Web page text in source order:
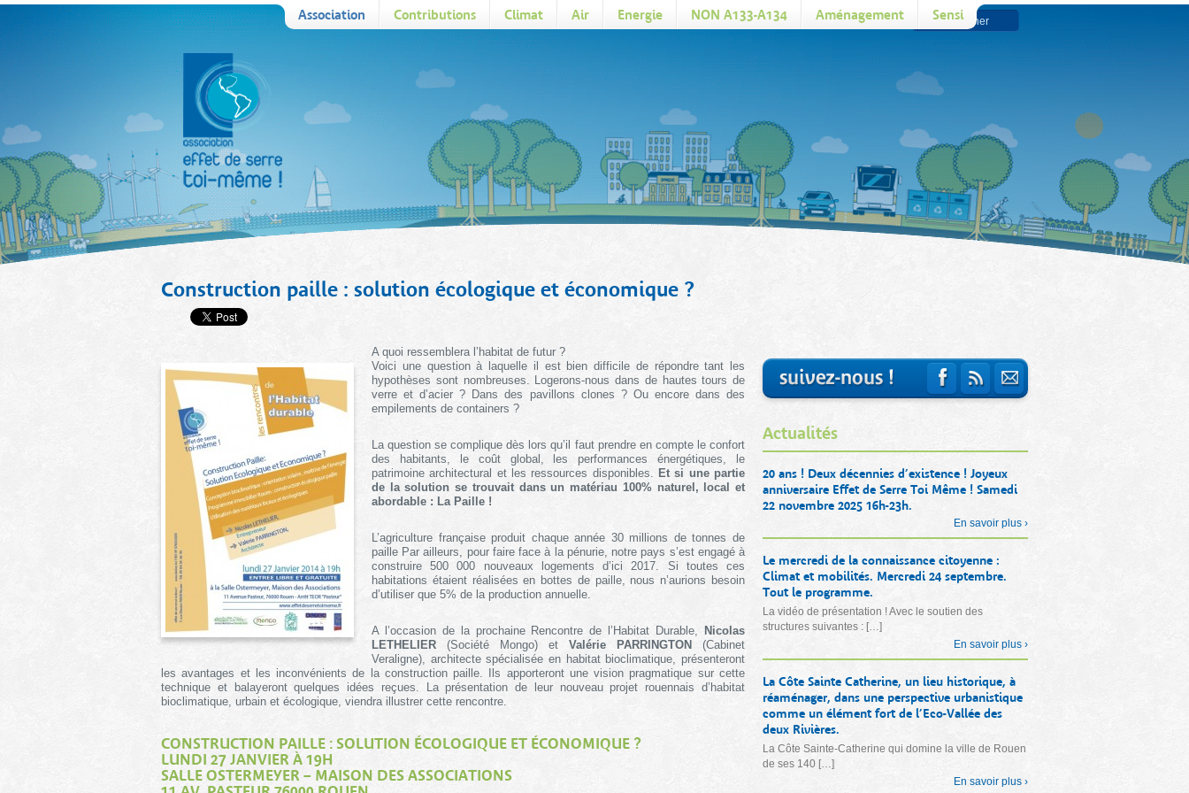
Association Contributions Climat Air Energie NON A133-A134 Aménagement Sensi
Construction paille : solution écologique et économique ?
A quoi ressemblera l’habitat de futur ?
Voici une question à laquelle il est bien difficile de répondre tant les
hypothèses sont nombreuses. Logerons-nous dans de hautes tours de
verre et d’acier ? Dans des pavillons clones ? Ou encore dans des
empilements de containers ?
La question se complique dès lors qu’il faut prendre en compte le confort
des habitants, le coût global, les performances énergétiques, le
patrimoine architectural et les ressources disponibles. Et si une partie
de la solution se trouvait dans un matériau 100% naturel, local et
abordable : La Paille !
L’agriculture française produit chaque année 30 millions de tonnes de
paille Par ailleurs, pour faire face à la pénurie, notre pays s’est engagé à
construire 500 000 nouveaux logements d’ici 2017. Si toutes ces
habitations étaient réalisées en bottes de paille, nous n’aurions besoin
d’utiliser que 5% de la production annuelle.
A l’occasion de la prochaine Rencontre de l’Habitat Durable,
Nicolas
LETHELIER (Société Mongo) et Valérie PARRINGTON
(Cabinet
Veraligne), architecte spécialisée en habitat bioclimatique, présenteront
les avantages et les inconvénients de la construction paille. Ils apporteront une vision pragmatique sur cette
technique et balayeront quelques idées reçues. La présentation de leur nouveau projet rouennais d’habitat
bioclimatique, urbain et écologique, viendra illustrer cette rencontre.
CONSTRUCTION PAILLE : SOLUTION ÉCOLOGIQUE ET ÉCONOMIQUE ?
LUNDI 27 JANVIER À 19H
SALLE OSTERMEYER – MAISON DES ASSOCIATIONS
Actualités
20 ans ! Deux décennies d’existence ! Joyeux
anniversaire Effet de Serre Toi Même ! Samedi
22 novembre 2025 16h-23h.
En savoir plus ›
Le mercredi de la connaissance citoyenne :
Climat et mobilités. Mercredi 24 septembre.
Tout le programme.
La vidéo de présentation ! Avec le soutien des
structures suivantes : […]
En savoir plus ›
La Côte Sainte Catherine, un lieu historique, à
réaménager, dans une perspective urbanistique
comme un élément fort de l’Eco-Vallée des
deux Rivières.
La Côte Sainte-Catherine qui domine la ville de Rouen
de ses 140 […]
En savoir plus ›